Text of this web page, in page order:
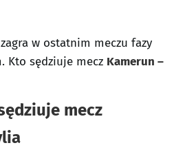
w ostatnim meczu fazy
Kto sędziuje mecz Kamerun –
mecz